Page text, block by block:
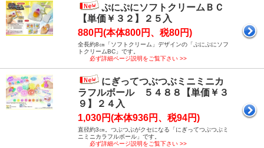
ぷにぷにソフトクリームＢＣ
【単価￥３２】２５入
880円(本体800円、税80円)
全長約8㎝「ソフトクリーム」デザインの「ぷにぷにソフ
トクリームBC」です。
必ず詳細ページ説明をご覧下さい >>
にぎってつぶつぶミニミニカ
ラフルボール ５４８８【単価￥３
９】２４入
1,030円(本体936円、税94円)
直径約3㎝。つぶつぶがクセになる「にぎってつぶつぶミ
ニミニカラフルボール」です。
必ず詳細ページ説明をご覧下さい >>